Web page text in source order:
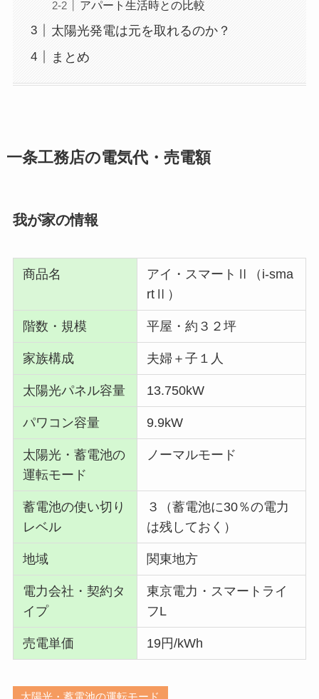
アパート生活時との比較
太陽光発電は元を取れるのか？
まとめ
一条工務店の電気代・売電額
我が家の情報
商品名
アイ・スマートⅡ（i-sma
rtⅡ）
階数・規模 平屋・約３２坪
家族構成 夫婦＋子１人
太陽光パネル容量 13.750kW
パワコン容量 9.9kW
太陽光・蓄電池の
運転モード
ノーマルモード
蓄電池の使い切り
レベル
３（蓄電池に30％の電力
は残しておく）
地域 関東地方
電力会社・契約タ
イプ
東京電力・スマートライ
フL
売電単価 19円/kWh
太陽光・蓄電池の運転モード